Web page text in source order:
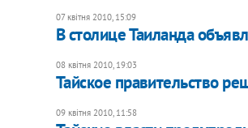
07 квітня 2010, 15:09
В столице Таиланда
08 квітня 2010, 19:03
Тайское правительство
09 квітня 2010, 11:58